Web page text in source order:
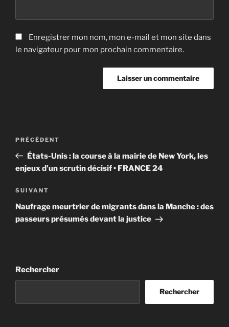
Enregistrer mon nom, mon e-mail et mon site dans
le navigateur pour mon prochain commentaire.
Navigation
l’article
Article
précédent
PRÉCÉDENT
États-Unis : la course à la mairie de New York, les
enjeux d’un scrutin décisif • FRANCE 24
Article
suivant
SUIVANT
Naufrage meurtrier de migrants dans la Manche : des
passeurs présumés devant la justice
Rechercher
Rechercher